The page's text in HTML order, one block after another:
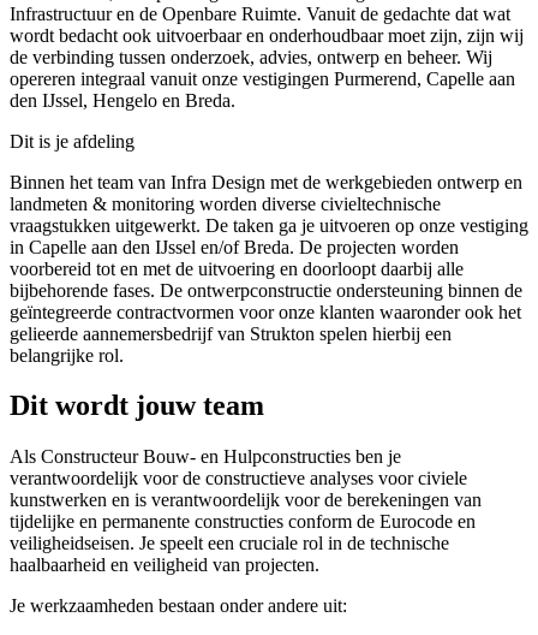
Infrastructuur en de Openbare Ruimte. Vanuit de gedachte dat wat
wordt bedacht ook uitvoerbaar en onderhoudbaar moet zijn, zijn wij
de verbinding tussen onderzoek, advies, ontwerp en beheer. Wij
opereren integraal vanuit onze vestigingen Purmerend, Capelle aan
den IJssel, Hengelo en Breda.
Dit is je afdeling
Binnen het team van Infra Design met de werkgebieden ontwerp en
landmeten & monitoring worden diverse civieltechnische
vraagstukken uitgewerkt. De taken ga je uitvoeren op onze vestiging
in Capelle aan den IJssel en/of Breda. De projecten worden
voorbereid tot en met de uitvoering en doorloopt daarbij alle
bijbehorende fases. De ontwerpconstructie ondersteuning binnen de
geïntegreerde contractvormen voor onze klanten waaronder ook het
gelieerde aannemersbedrijf van Strukton spelen hierbij een
belangrijke rol.
Dit wordt jouw team
Als Constructeur Bouw- en Hulpconstructies ben je
verantwoordelijk voor de constructieve analyses voor civiele
kunstwerken en is verantwoordelijk voor de berekeningen van
tijdelijke en permanente constructies conform de Eurocode en
veiligheidseisen. Je speelt een cruciale rol in de technische
haalbaarheid en veiligheid van projecten.
Je werkzaamheden bestaan onder andere uit: